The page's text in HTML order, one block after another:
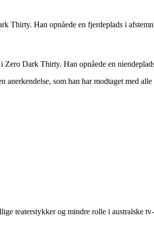
Thirty. Han opnåede en fjerdeplads i
Dark Thirty. Han opnåede en
som han har modtaget med
teaterstykker og mindre rolle i australske